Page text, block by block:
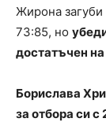
Жирона
73:85, но
достатъчен
Борислава
за отбора си с